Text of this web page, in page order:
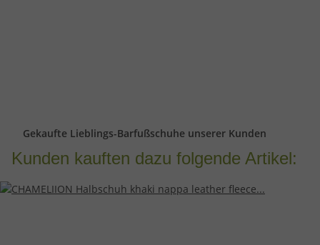
Gekaufte Lieblings-Barfußschuhe unserer Kunden
Kunden kauften dazu folgende Artikel: